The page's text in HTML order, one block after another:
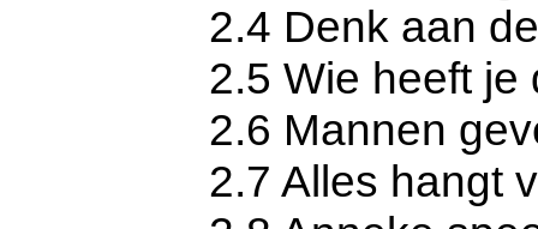
2.4 Denk aan
2.5 Wie heeft je
2.6 Mannen
2.7 Alles hangt